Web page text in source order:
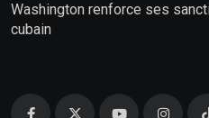
Washington renforce ses
cubain